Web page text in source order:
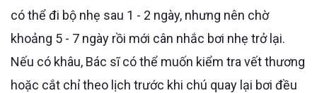
có thể đi bộ nhẹ sau 1 - 2 ngày, nhưng nên chờ
khoảng 5 - 7 ngày rồi mới cân nhắc bơi nhẹ trở lại.
Nếu có khâu, Bác sĩ có thể muốn kiểm tra vết thương
hoặc cắt chỉ theo lịch trước khi chú quay lại bơi đều